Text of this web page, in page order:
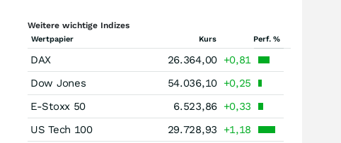
Weitere wichtige Indizes
Wertpapier Kurs Perf. %
DAX 26.364,00 +0,81
Dow Jones
54.036,10 +0,25
E-Stoxx 50
6.523,86 +0,33
US Tech 100
29.728,93
+1,18